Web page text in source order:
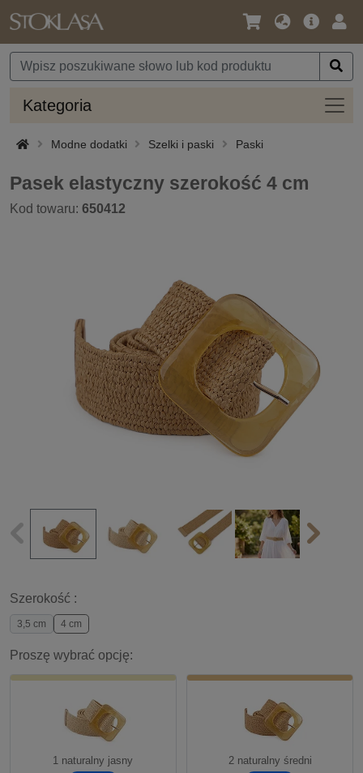
Język
Waluta
Oferta
Kategoria
Modne dodatki Szelki i paski Paski
Pasek elastyczny szerokość 4 cm
Kod towaru: 650412
Szerokość :
3,5 cm 4 cm
Proszę wybrać opcję:
1 naturalny jasny 2 naturalny średni